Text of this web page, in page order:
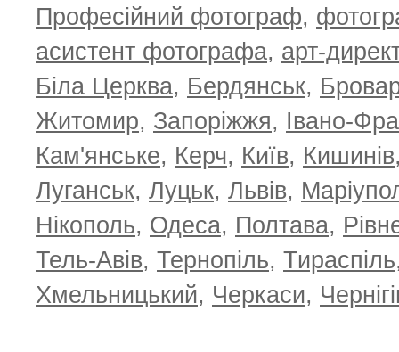
Професійний фотограф,
асистент фотографа, арт-
Біла Церква, Бердянськ,
Житомир, Запоріжжя, Івано-
Кам'янське, Керч, Київ, Кишинів
Луганськ, Луцьк, Львів,
Нікополь, Одеса, Полтава,
Тель-Авів, Тернопіль, Тираспіль
Хмельницький, Черкаси,